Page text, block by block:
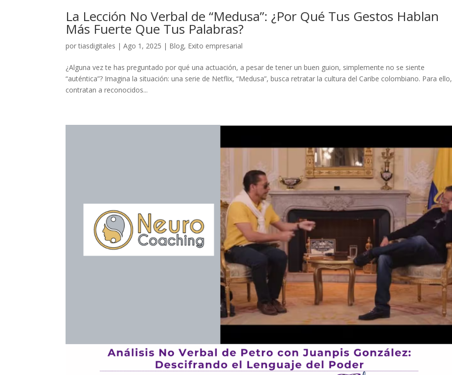
La Lección No Verbal de “Medusa”: ¿Por Qué Tus Gestos Hablan
Más Fuerte Que Tus Palabras?
portiasdigitales |Ago 1, 2025 | Blog, Exito empresarial
¿Alguna vez te has preguntado por qué una actuación, a pesar de tener un buen guion, simplemente no se siente
“auténtica”? Imagina la situación: una serie de Netflix, “Medusa”, busca retratar la cultura del Caribe colombiano. Para ello,
contratan a reconocidos...